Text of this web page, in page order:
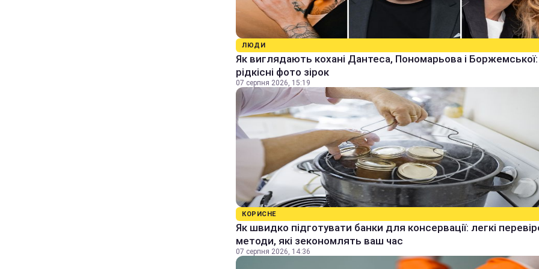
ЛЮДИ
Як виглядають кохані Дантеса, Пономарьова і Боржемської:
рідкісні фото зірок
07 серпня 2026, 15:19
КОРИСНЕ
Як швидко підготувати банки для консервації: легкі
методи, які зекономлять ваш час
07 серпня 2026, 14:36